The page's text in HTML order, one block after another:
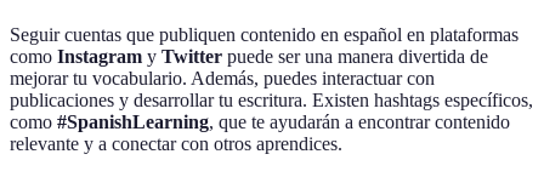
Seguir cuentas que publiquen contenido en español en plataformas
como Instagram y Twitter puede ser una manera divertida de
mejorar tu vocabulario. Además, puedes interactuar con
publicaciones y desarrollar tu escritura. Existen hashtags específicos,
como #SpanishLearning, que te ayudarán a encontrar contenido
relevante y a conectar con otros aprendices.